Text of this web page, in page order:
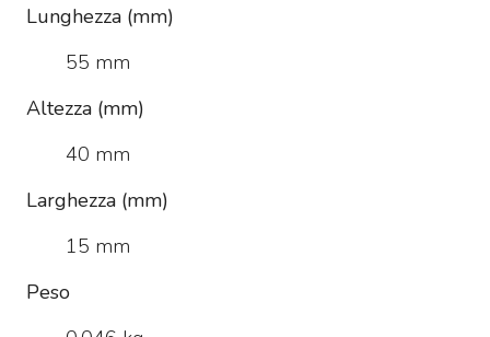
Lunghezza (mm)
55 mm
Altezza (mm)
40 mm
Larghezza (mm)
15 mm
Peso